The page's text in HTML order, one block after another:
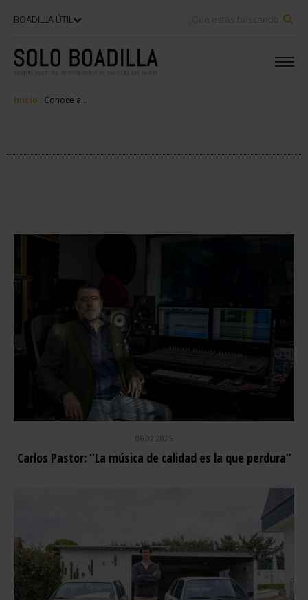
BOADILLA ÚTIL
Inicio Conoce a...
06.02.2025
Carlos Pastor: “La música de calidad es la que perdura”